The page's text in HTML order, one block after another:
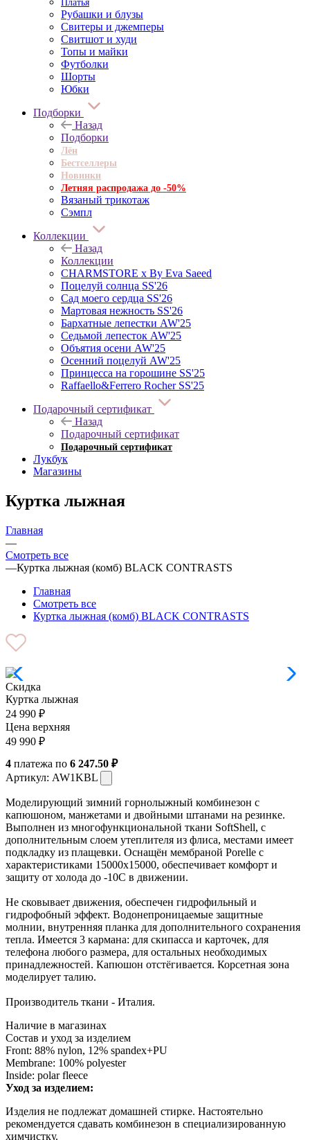
Платья
Рубашки и блузы
Свитеры и джемперы
Свитшот и худи
Топы и майки
Футболки
Шорты
Юбки
Подборки
Назад
Подборки
Лён
Бестселлеры
Новинки
Летняя распродажа до -50%
Вязаный трикотаж
Сэмпл
Коллекции
Назад
Коллекции
CHARMSTORE х By Eva Saeed
Поцелуй солнца SS'26
Сад моего сердца SS'26
Мартовая нежность SS'26
Бархатные лепестки AW'25
Седьмой лепесток AW'25
Объятия осени AW'25
Осенний поцелуй AW'25
Принцесса на горошине SS'25
Raffaello&Ferrero Rocher SS'25
Подарочный сертификат
Назад
Подарочный сертификат
Подарочный сертификат
Лукбук
Магазины
Куртка лыжная
Главная
—
Смотреть все
—Куртка лыжная (комб) BLACK CONTRASTS
Главная
Смотреть все
Куртка лыжная (комб) BLACK CONTRASTS
Скидка
Куртка лыжная
24 990 ₽
Цена верхняя
49 990 ₽
4 платежа по 6 247.50 ₽
Артикул: AW1KBL
Моделирующий зимний горнолыжный комбинезон с
капюшоном, манжетами и двойными штанами на резинке.
Выполнен из многофункциональной ткани SoftShell, с
дополнительным слоем утеплителя из флиса, местами имеет
подкладку из плащевки. Оснащён мембраной Porelle с
характеристиками 15000х15000, обеспечивает комфорт и
защиту от холода до -10С в движении.
Не сковывает движения, обеспечен гидрофильный и
гидрофобный эффект. Водонепроницаемые защитные
молнии, внутренняя планка для дополнительного сохранения
тепла. Имеется 3 кармана: для скипасса и карточек, для
телефона любого размера, для остальных необходимых
принадлежностей. Капюшон отстёгивается. Корсетная зона
моделирует талию.
Производитель ткани - Италия.
Наличие в магазинах
Состав и уход за изделием
Front: 88% nylon, 12% spandex+PU
Membrane: 100% polyester
Inside: polar fleece
Уход за изделием:
Изделия не подлежат домашней стирке. Настоятельно
рекомендуется сдавать комбинезон в специализированную
химчистку.